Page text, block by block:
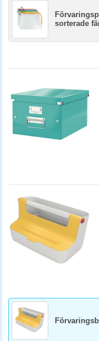
sorterade